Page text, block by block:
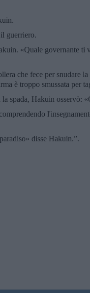
guerriero.
«Quale governante ti
che fece per snudare
è troppo smussata per
spada, Hakuin osservò:
disse Hakuin.”.